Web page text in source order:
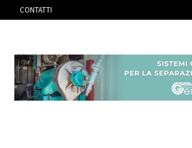
CONTATTI